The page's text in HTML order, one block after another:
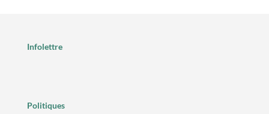
Infolettre
Politiques